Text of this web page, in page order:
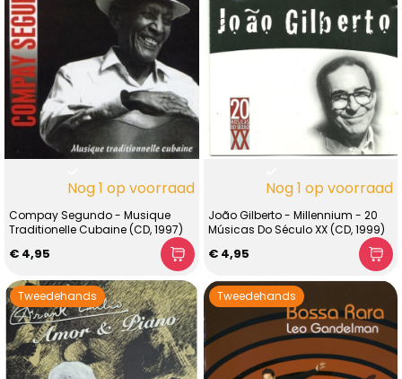
Nog 1 op voorraad
Compay Segundo - Musique
Traditionelle Cubaine (CD, 1997)
€ 4,95
Nog 1 op voorraad
João Gilberto - Millennium - 20
Músicas Do Século XX (CD, 1999)
€ 4,95
Tweedehands Tweedehands